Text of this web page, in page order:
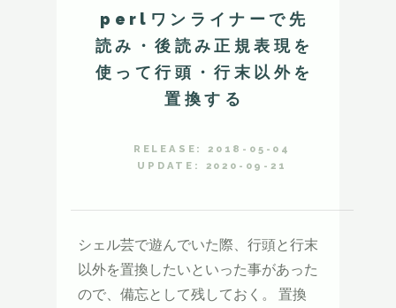
perlワンライナーで先
読み・後読み正規表現を
使って行頭・行末以外を
置換する
RELEASE: 2018-05-04
UPDATE: 2020-09-21
シェル芸で遊んでいた際、行頭と行末
以外を置換したいといった事があった
ので、備忘として残しておく。 置換